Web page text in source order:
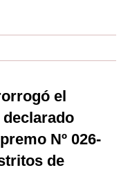
el
declarado
Nº 026-
de